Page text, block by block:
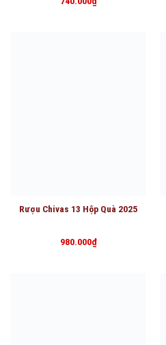
Rượu Chivas 13 Hộp Quà 2025
980.000₫